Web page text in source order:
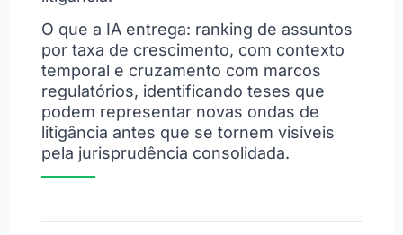
O que a IA entrega: ranking de assuntos
por taxa de crescimento, com contexto
temporal e cruzamento com marcos
regulatórios, identificando teses que
podem representar novas ondas de
litigância antes que se tornem visíveis
pela jurisprudência consolidada.